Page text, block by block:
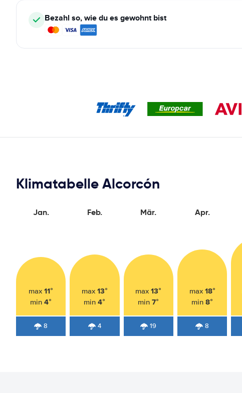
Bezahl so, wie du es gewohnt bist
Klimatabelle Alcorcón
Jan.
max11°
min4°
8
Feb.
max 13°
min4°
4
Mär.
max13°
min7°
19
Apr.
max 18°
min8°
8